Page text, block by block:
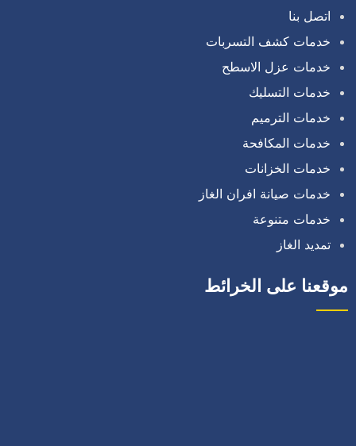
اتصل بنا
خدمات كشف التسربات
خدمات عزل الاسطح
خدمات التسليك
خدمات الترميم
خدمات المكافحة
خدمات الخزانات
خدمات صيانة افران الغاز
خدمات متنوعة
تمديد الغاز
موقعنا على الخرائط